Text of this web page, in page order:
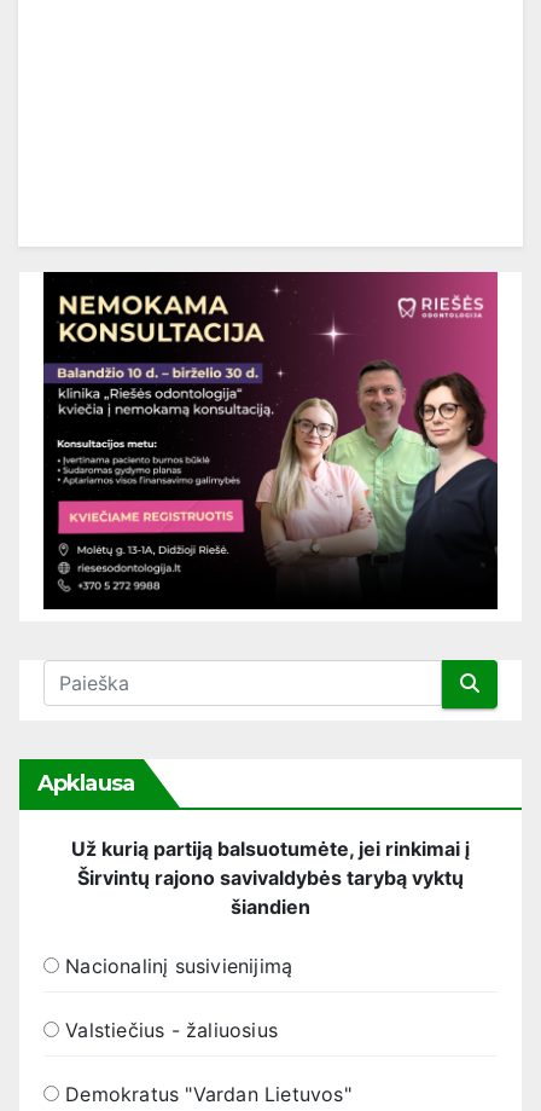
Apklausa
Už kurią partiją balsuotumėte, jei rinkimai į
Širvintų rajono savivaldybės tarybą vyktų
šiandien
Nacionalinį susivienijimą
Valstiečius - žaliuosius
Demokratus "Vardan Lietuvos"